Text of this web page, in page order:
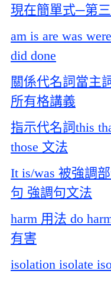
現在簡單式─第
am is are was
did done
關係代名詞當主
所有格講義
指示代名詞this
those 文法
It is/was 被強調
句 強調句文法
harm 用法 do
有害
isolation isolate